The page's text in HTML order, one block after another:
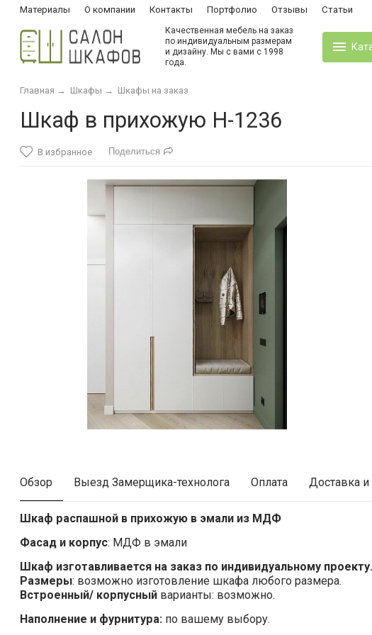
Материалы О компании Контакты Портфолио Отзывы Статьи
Качественная мебель на заказ
по индивидуальным размерам
и дизайну. Мы с вами с 1998
года.
Главная → Шкафы → Шкафы на заказ
Шкаф в прихожую Н-1236
В избранное Поделиться
Обзор Выезд Замерщика-технолога Оплата Доставка и
Шкаф распашной в прихожую в эмали из МДФ
Фасад и корпус: МДФ в эмали
Шкаф изготавливается на заказ по индивидуальному проекту.
Размеры: возможно изготовление шкафа любого размера.
Встроенный/ корпусный варианты: возможно.
Наполнение и фурнитура: по вашему выбору.